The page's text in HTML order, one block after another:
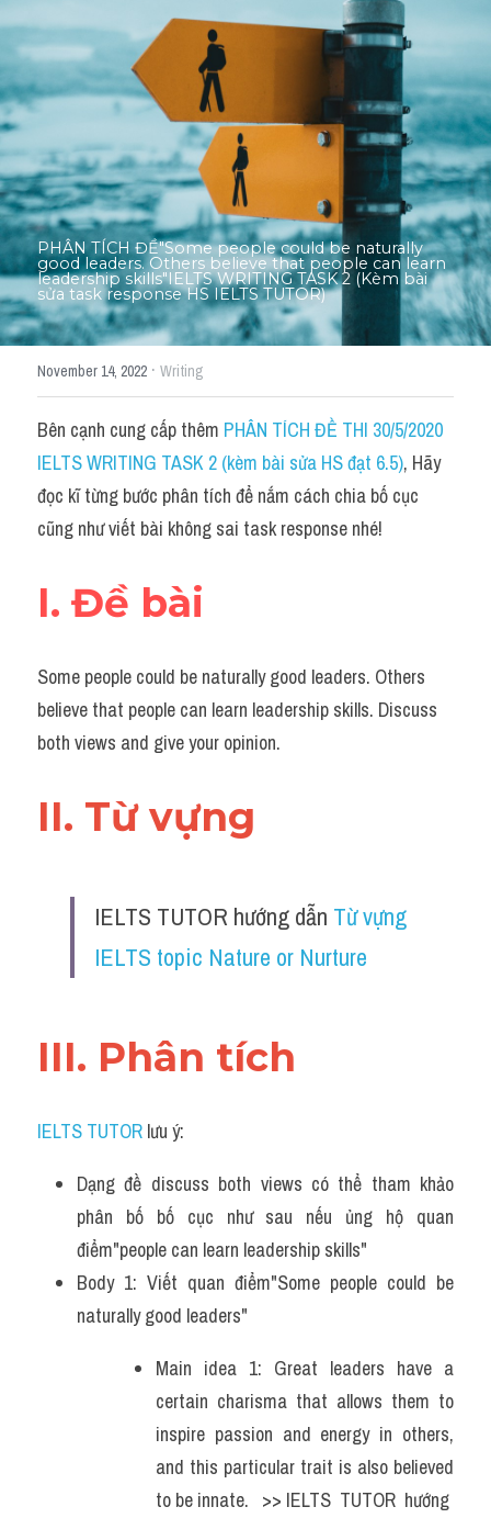
Thư Tín
Mixed
SGK
Vocabularies
Đề writing theo topic
Pie
Line graph
Bar chart
Đề thi thật IELTS GENERAL
Task 2
Từ vựng theo Topic
Map
Cam
Environment
Task 1
Advice
Listening
Speaking
Writing
Thành tích học viên
PHÂN TÍCH ĐỀ"Some people could be naturally
good leaders. Others believe that people can learn
leadership skills"IELTS WRITING TASK 2 (Kèm bài
sửa task response HS IELTS TUTOR)
November 14, 2022 · Writing
Bên cạnh cung cấp thêm PHÂN TÍCH ĐỀ THI 30/5/2020
IELTS WRITING TASK 2 (kèm bài sửa HS đạt 6.5), Hãy
đọc kĩ từng bước phân tích để nắm cách chia bố cục
cũng như viết bài không sai task response nhé!
I. Đề bài
Some people could be naturally good leaders. Others
believe that people can learn leadership skills. Discuss
both views and give your opinion.
II. Từ vựng
IELTS TUTOR hướng dẫn Từ vựng
IELTS topic Nature or Nurture
III. Phân tích
IELTS TUTOR lưu ý:
Dạng đề discuss both views có thể tham khảo
phân bố bố cục như sau nếu ủng hộ quan
điểm"people can learn leadership skills"
Body 1: Viết quan điểm"Some people could be
naturally good leaders"
Main idea 1: Great leaders have a
certain charisma that allows them to
inspire passion and energy in others,
and this particular trait is also believed
to be innate.   >> IELTS  TUTOR  hướng